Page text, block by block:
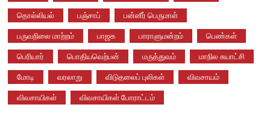
தொல்லியல் பஞ்சாப் பன்னீர் பெருமாள்
பருவநிலை மாற்றம் பாஜக பாராளுமன்றம் பெண்கள்
பெரியார் பொதியவெற்பன் மருத்துவம் மாநில சுயாட்சி
மோடி வரலாறு விடுதலைப் புலிகள் விவசாயம்
விவசாயிகள் விவசாயிகள் போராட்டம்